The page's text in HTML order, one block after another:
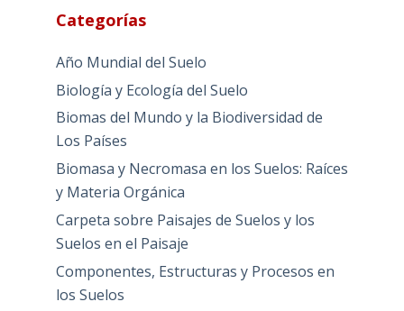
Categorías
Año Mundial del Suelo
Biología y Ecología del Suelo
Biomas del Mundo y la Biodiversidad de
Los Países
Biomasa y Necromasa en los Suelos: Raíces
y Materia Orgánica
Carpeta sobre Paisajes de Suelos y los
Suelos en el Paisaje
Componentes, Estructuras y Procesos en
los Suelos